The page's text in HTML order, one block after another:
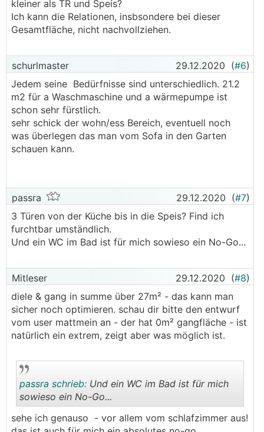
kleiner als TR und Speis?
Ich kann die Relationen, insbsondere bei dieser
Gesamtfläche, nicht nachvollziehen.
schurlmaster 29.12.2020 (#6)
Jedem seine Bedürfnisse sind unterschiedlich. 21.2
m2 für a Waschmaschine und a wärmepumpe ist
schon sehr fürstlich.
sehr schick der wohn/ess Bereich, eventuell noch
was überlegen das man vom Sofa in den Garten
schauen kann.
passra 29.12.2020 (#7)
3 Türen von der Küche bis in die Speis? Find ich
furchtbar umständlich.
Und ein WC im Bad ist für mich sowieso ein No-Go...
Mitleser 29.12.2020 (#8)
diele & gang in summe über 27m² - das kann man
sicher noch optimieren. schau dir bitte den entwurf
vom user mattmein an - der hat 0m² gangfläche - ist
natürlich ein extrem, zeigt aber was möglich ist.
passra schrieb: Und ein WC im Bad ist für mich
sowieso ein No-Go...
sehe ich genauso - vor allem vom schlafzimmer aus!